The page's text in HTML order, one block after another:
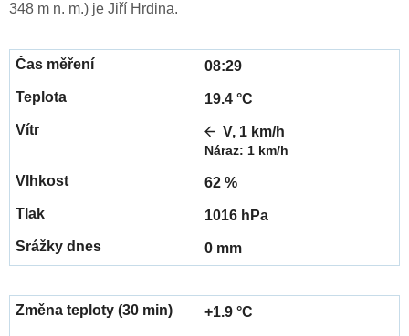
348 m n. m.) je Jiří Hrdina.
08:29
19.4 °C
V, 1 km/h
Náraz: 1 km/h
62 %
1016 hPa
0 mm
+1.9 °C